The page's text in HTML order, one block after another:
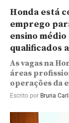
Honda está
emprego
ensino
qualificados
As vagas na
áreas
operações da
Escrito por Bruna